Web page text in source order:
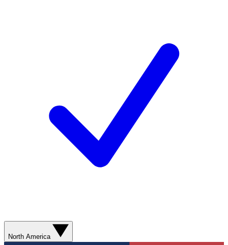
North America